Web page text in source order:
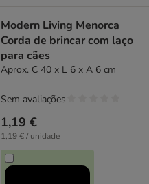
Modern Living Menorca
Corda de brincar com laço
para cães
Aprox. C 40 x L 6 x A 6 cm
1,19 €
1,19 € / unidade
Sem avaliações